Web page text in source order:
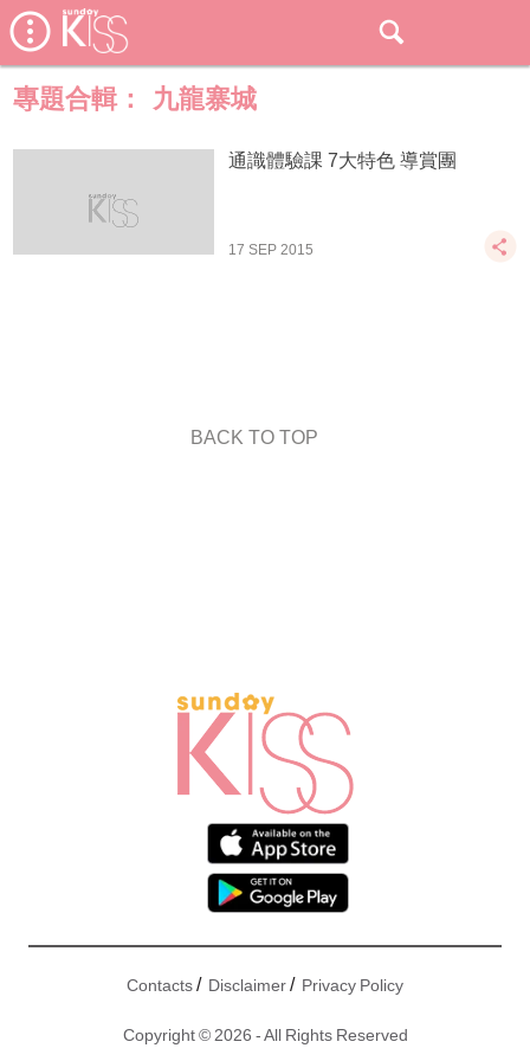
專題合輯： 九龍寨城
通識體驗課 7大特色 導賞團
17 SEP 2015
BACK TO TOP
Contacts/ Disclaimer/ Privacy Policy
Copyright © 2026 - All Rights Reserved